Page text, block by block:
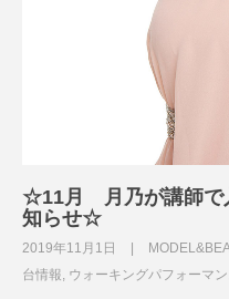
☆11月 月乃が講師で
知らせ☆
2019年11月1日
台情報 ウォーキングパフォーマ